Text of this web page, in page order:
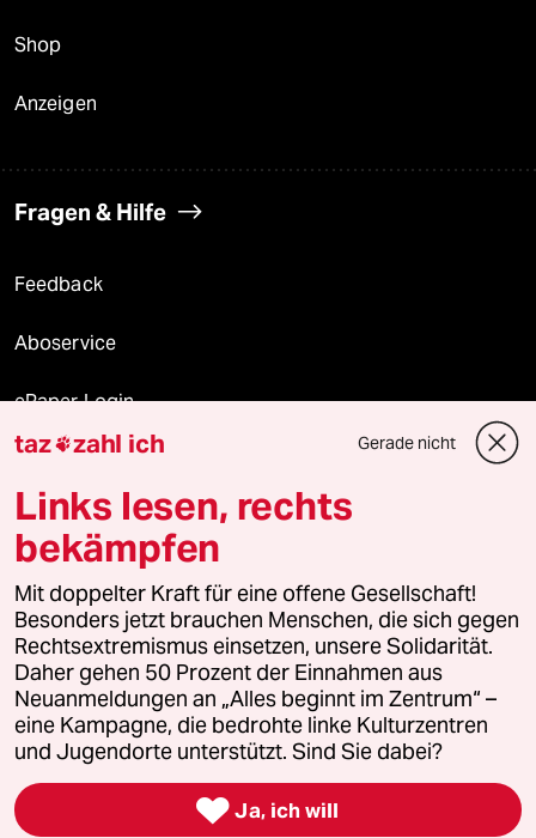
Shop
Anzeigen
Fragen & Hilfe
Feedback
Aboservice
ePaper Login
Downloads für Abonnierende
© 2026 taz Verlags und Vertriebs GmbH
Alle Rechte vorbehalten. Bei rechtlichen Fragen oder für Genehmigungen
wenden Sie sich bitte an lizenzen@taz.de
Feedback Redaktionsstatut Kommune-Richtlinien
Leitlinie Informant Datenschutz Impressum AGB
Seitenwende Einwilligungen widerrufen (Ads)
taz zahl ich Gerade nicht
Links lesen, rechts
bekämpfen
Mit doppelter Kraft für eine offene Gesellschaft!
Besonders jetzt brauchen Menschen, die sich gegen
Rechtsextremismus einsetzen, unsere Solidarität.
Daher gehen 50 Prozent der Einnahmen aus
Neuanmeldungen an „Alles beginnt im Zentrum“ –
eine Kampagne, die bedrohte linke Kulturzentren
und Jugendorte unterstützt. Sind Sie dabei?
 Ja, ich will